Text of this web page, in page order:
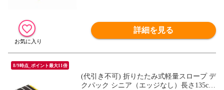
詳細を見る
8/9時点_ポイント最大11倍
(代引き不可) 折りたたみ式軽量スロープ デ
クパック シニア（エッジなし）長さ135cm